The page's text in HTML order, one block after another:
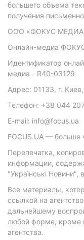
большего объема
получения
ООО «ФОКУС
Онлайн-медиа
Идентификатор
медиа - R40-03129
Адрес: 01133, г.
Телефон: +38 044
E-mail: info@focus.ua
FOCUS.UA — больше
Перепечатка,
информации,
"Українські
Все материалы,
ссылкой на
дальнейшему
любой форме, кроме
агентства.